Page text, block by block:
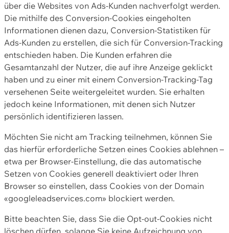
über die Websites von Ads-Kunden nachverfolgt werden.
Die mithilfe des Conversion-Cookies eingeholten
Informationen dienen dazu, Conversion-Statistiken für
Ads-Kunden zu erstellen, die sich für Conversion-Tracking
entschieden haben. Die Kunden erfahren die
Gesamtanzahl der Nutzer, die auf ihre Anzeige geklickt
haben und zu einer mit einem Conversion-Tracking-Tag
versehenen Seite weitergeleitet wurden. Sie erhalten
jedoch keine Informationen, mit denen sich Nutzer
persönlich identifizieren lassen.
Möchten Sie nicht am Tracking teilnehmen, können Sie
das hierfür erforderliche Setzen eines Cookies ablehnen –
etwa per Browser-Einstellung, die das automatische
Setzen von Cookies generell deaktiviert oder Ihren
Browser so einstellen, dass Cookies von der Domain
«googleleadservices.com» blockiert werden.
Bitte beachten Sie, dass Sie die Opt-out-Cookies nicht